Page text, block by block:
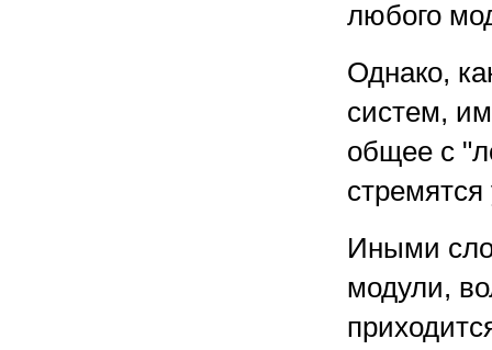
любого
Однако,
систем,
общее с
стремятся
Иными
модули,